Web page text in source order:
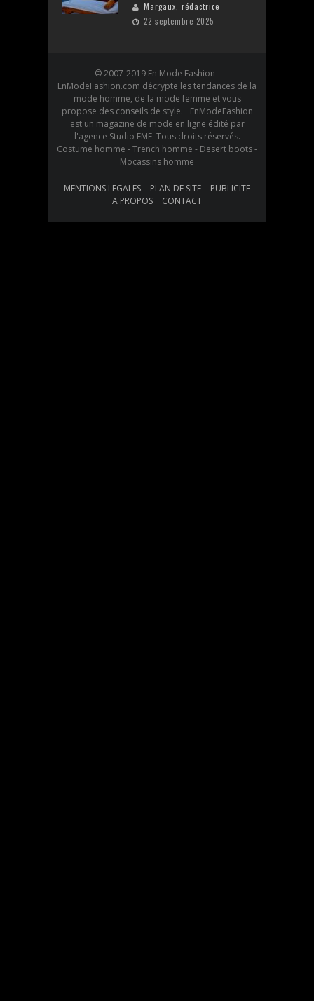
Margaux, rédactrice
22 septembre 2025
© 2007-2019 En Mode Fashion -
EnModeFashion.com décrypte les tendances de la
mode homme, de la mode femme et vous
propose des conseils de style. EnModeFashion
est un magazine de mode en ligne édité par
l'agence Studio EMF. Tous droits réservés.
Costume homme - Trench homme - Desert boots -
Mocassins homme
MENTIONS LEGALES PLAN DE SITE
PUBLICITE
A PROPOS
CONTACT